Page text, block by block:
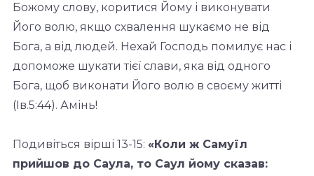
Божому слову, коритися Йому і виконувати
Його волю, якщо схвалення шукаємо не від
Бога, а від людей. Нехай Господь помилує нас і
допоможе шукати тієї слави, яка від одного
Бога, щоб виконати Його волю в своєму житті
(Ів.5:44). Амінь!
Подивіться вірші 13-15: «Коли ж Самуїл
прийшов до Саула, то Саул йому сказав: